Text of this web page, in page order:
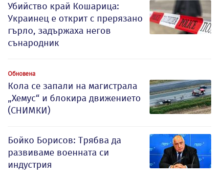
Убийство край Кошарица:
Украинец е открит с прерязано
гърло, задържаха негов
сънародник
Обновена
Кола се запали на магистрала
„Хемус“ и блокира движението
(СНИМКИ)
Бойко Борисов: Трябва да
развиваме военната си
индустрия